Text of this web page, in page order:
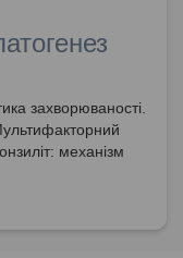
захворюваності.
механізм